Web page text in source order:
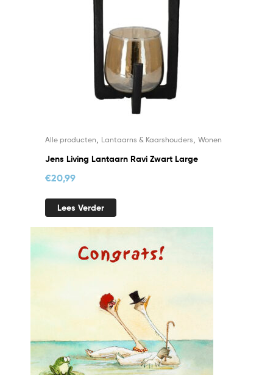
Alle producten Lantaarns & Kaarshouders Wonen
Jens Living Lantaarn Ravi Zwart Large
€20,99
Lees Verder